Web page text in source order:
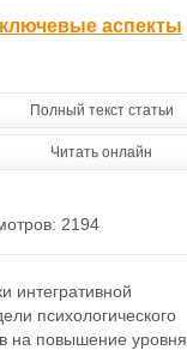
аспекты
Полный текст статьи
Читать онлайн
2194
интегративной
психологического
на повышение уровня